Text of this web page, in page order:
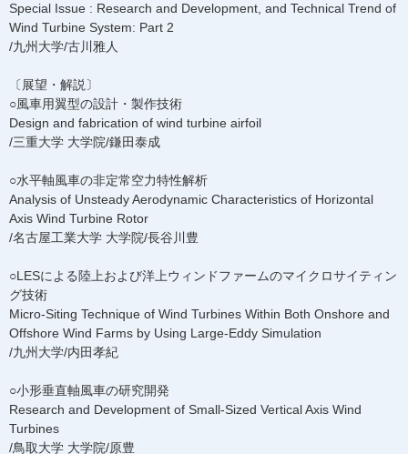
Special Issue : Research and Development, and Technical Trend of
Wind Turbine System: Part 2
/九州大学/古川雅人
〔展望・解説〕
○風車用翼型の設計・製作技術
Design and fabrication of wind turbine airfoil
/三重大学 大学院/鎌田泰成
○水平軸風車の非定常空力特性解析
Analysis of Unsteady Aerodynamic Characteristics of Horizontal
Axis Wind Turbine Rotor
/名古屋工業大学 大学院/長谷川豊
○LESによる陸上および洋上ウィンドファームのマイクロサイティン
グ技術
Micro-Siting Technique of Wind Turbines Within Both Onshore and
Offshore Wind Farms by Using Large-Eddy Simulation
/九州大学/内田孝紀
○小形垂直軸風車の研究開発
Research and Development of Small-Sized Vertical Axis Wind
Turbines
/鳥取大学 大学院/原豊